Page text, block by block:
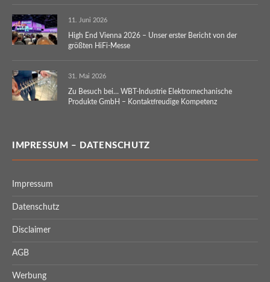
11. Juni 2026
High End Vienna 2026 – Unser erster Bericht von der
größten HiFi-Messe
31. Mai 2026
Zu Besuch bei… WBT-Industrie Elektromechanische
Produkte GmbH – Kontaktfreudige Kompetenz
IMPRESSUM – DATENSCHUTZ
Impressum
Datenschutz
Disclaimer
AGB
Werbung